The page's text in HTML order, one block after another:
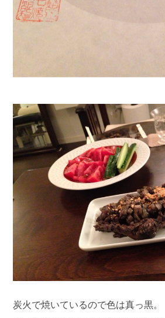
炭火で焼いているので色は真っ黒。